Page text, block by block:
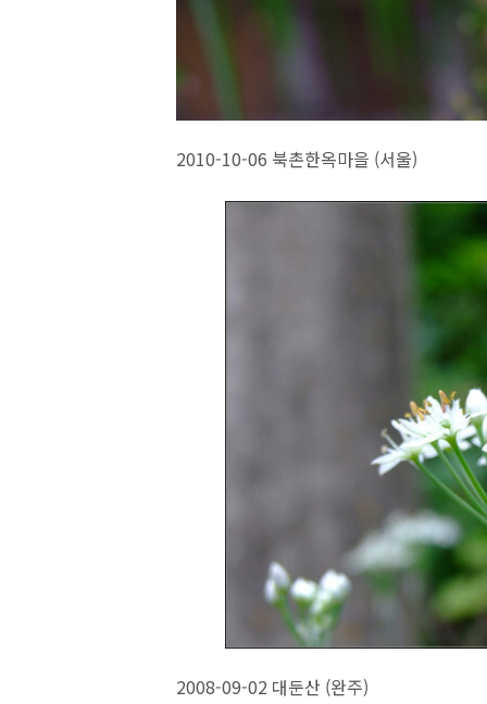
2010-10-06 북촌한옥마을 (서울)
2008-09-02 대둔산 (완주)